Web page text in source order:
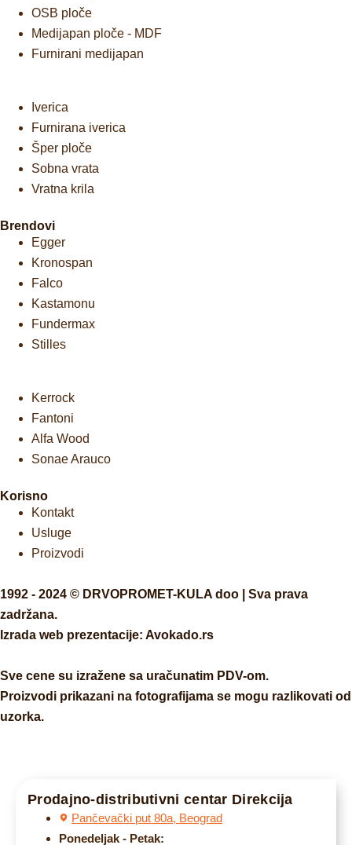
OSB ploče
Medijapan ploče - MDF
Furnirani medijapan
Iverica
Furnirana iverica
Šper ploče
Sobna vrata
Vratna krila
Brendovi
Egger
Kronospan
Falco
Kastamonu
Fundermax
Stilles
Kerrock
Fantoni
Alfa Wood
Sonae Arauco
Korisno
Kontakt
Usluge
Proizvodi
1992 - 2024 © DRVOPROMET-KULA doo | Sva prava
zadržana.
Izrada web prezentacije: Avokado.rs
Sve cene su izražene sa uračunatim PDV-om.
Proizvodi prikazani na fotografijama se mogu razlikovati od
uzorka.
Prodajno-distributivni centar Direkcija
Pančevački put 80a, Beograd
Ponedeljak - Petak: